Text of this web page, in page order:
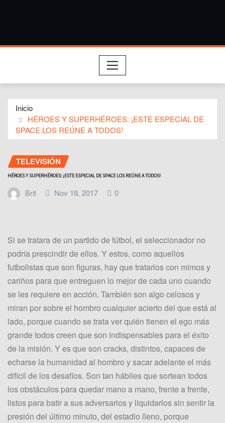
Inicio
HÉROES Y SUPERHÉROES: ¡ESTE ESPECIAL DE
SPACE LOS REÚNE A TODOS!
TELEVISIÓN
HÉROES Y SUPERHÉROES: ¡ESTE ESPECIAL DE SPACE LOS REÚNE A TODOS!
Brit Nov 18, 2017 0
Si se tratara de un partido de fútbol, el seleccionador no
podría prescindir de ellos. Y estos, como aquellos
futbolistas que son figuras, hay que tratarlos con mimos y
cariños para que entreguen lo mejor de cada uno cuando
se les requiere en acción. También son algo celosos y
miran por sobre el hombro cualquier acierto del que está al
lado, porque cuando se trata ver quién tienen el ego más
grande todos creen que son indispensables para el éxito
de la misión. Y es que son cracks, distintos, capaces de
echarse la humanidad al hombro y sacar adelante el más
difícil de los desafíos. Son tan hábiles que sortean todos
los obstáculos para quedar mano a mano, frente a frente,
listos para batir a sus adversarios y liquidarlos sin sentir la
presión del último minuto, del estadio lleno, porque